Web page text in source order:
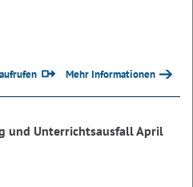
Mehr Informationen
und Unterrichtsausfall April